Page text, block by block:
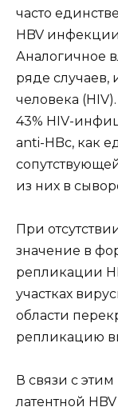
часто
HBV
Аналогичное
ряде
человека
43% HIV-
anti-HBc, как
из них в
При
значение в
репликации
участках
области
репликацию
В связи с
латентной